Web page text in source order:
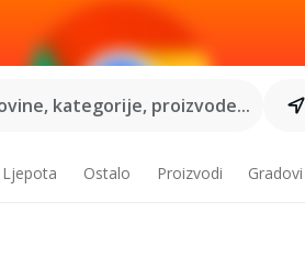
kategorije, proizvode...
Ostalo Proizvodi Gradovi